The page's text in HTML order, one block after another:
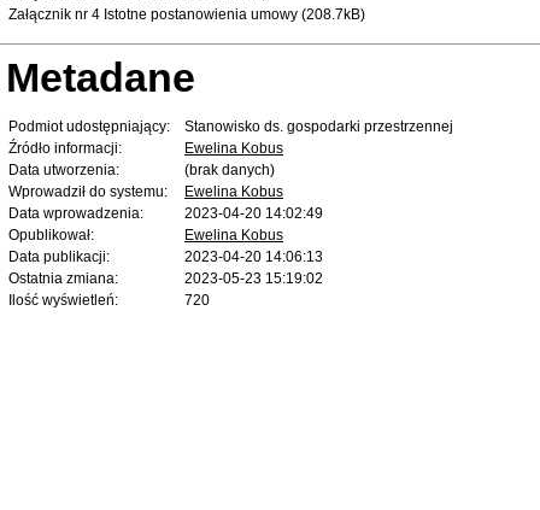
Załącznik nr 4 Istotne postanowienia umowy (208.7kB)
Metadane
Podmiot udostępniający:
Stanowisko ds. gospodarki przestrzennej
Źródło informacji:
Ewelina Kobus
Data utworzenia:
(brak danych)
Wprowadził do systemu:
Ewelina Kobus
Data wprowadzenia:
2023-04-20 14:02:49
Opublikował:
Ewelina Kobus
Data publikacji:
2023-04-20 14:06:13
Ostatnia zmiana:
2023-05-23 15:19:02
Ilość wyświetleń:
720